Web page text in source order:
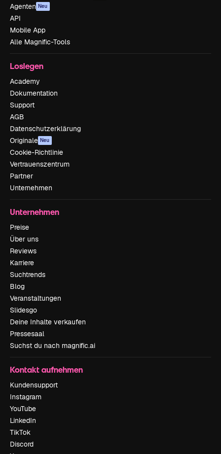
Agenten Neu
API
Mobile App
Alle Magnific-Tools
Loslegen
Academy
Dokumentation
Support
AGB
Datenschutzerklärung
Originale Neu
Cookie-Richtlinie
Vertrauenszentrum
Partner
Unternehmen
Unternehmen
Preise
Über uns
Reviews
Karriere
Suchtrends
Blog
Veranstaltungen
Slidesgo
Deine Inhalte verkaufen
Pressesaal
Suchst du nach magnific.ai
Kontakt aufnehmen
Kundensupport
Instagram
YouTube
LinkedIn
TikTok
Discord